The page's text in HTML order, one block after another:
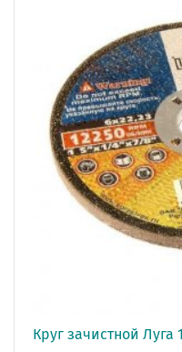
Круг зачистной